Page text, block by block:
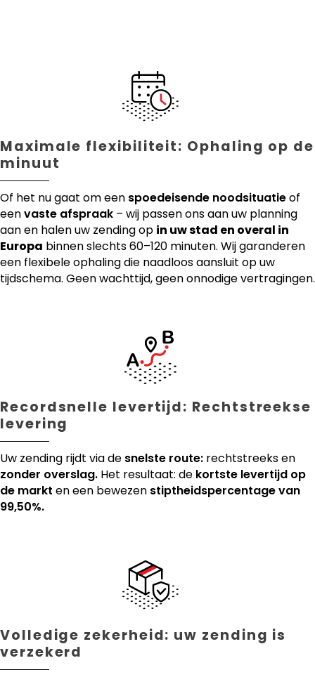
Maximale flexibiliteit: Ophaling op de
minuut
Of het nu gaat om een spoedeisende noodsituatieof
eenvaste afspraak – wij passen ons aan uw planning
aan en halen uw zending op in uw stad en overal in
Europa binnen slechts 60–120 minuten. Wij garanderen
een flexibele ophaling die naadloos aansluit op uw
tijdschema. Geen wachttijd, geen onnodige vertragingen.
Recordsnelle levertijd: Rechtstreekse
levering
Uw zending rijdt via de snelste route: rechtstreeks en
zonder overslag. Het resultaat: de kortste levertijd op
de markt en een bewezen stiptheidspercentage van
99,50%.
Volledige zekerheid: uw zending is
verzekerd